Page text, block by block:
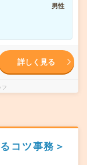
男性
詳しく見る
フ
コツ事務＞